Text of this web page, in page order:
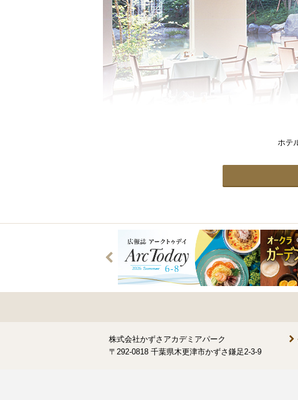
ホテ
株式会社かずさアカデミアパーク
〒292-0818 千葉県木更津市かずさ鎌足2-3-9